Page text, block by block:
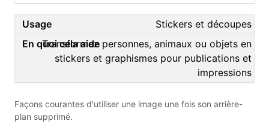
Stickers et découpes
Transformez personnes, animaux ou objets en
stickers et graphismes pour publications et
impressions
Façons courantes d'utiliser une image une fois son arrière-
plan supprimé.